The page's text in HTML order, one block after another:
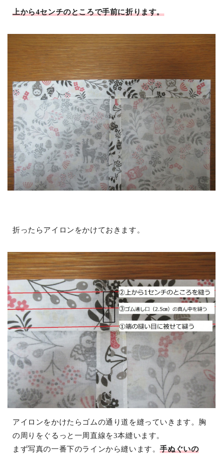
上から4センチのところで手前に折ります。
折ったらアイロンをかけておきます。
アイロンをかけたらゴムの通り道を縫っていきます。胸
の周りをぐるっと一周直線を3本縫います。
まず写真の一番下のラインから縫います。手ぬぐいの